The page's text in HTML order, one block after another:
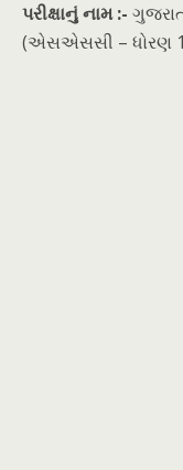
પરીક્ષાનું નામ :-
(એસએસસી – ધોરણ